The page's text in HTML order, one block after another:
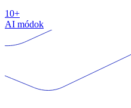
10+
AI módok